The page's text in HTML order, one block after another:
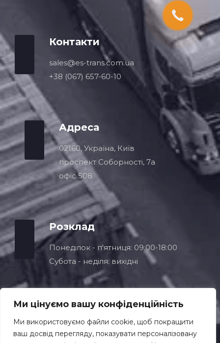
Ми цінуємо вашу конфіденційність
Ми використовуємо файли cookie, щоб покращити
ваш досвід перегляду, показувати персоналізовану
Контакти
sales@es-trans.com.ua
+38 (067) 657-60-10
Адреса
02160, Україна, Київ
проспект Соборності, 7a
офіс 508
Розклад
Понеділок - п'ятниця: 09:00-18:00
Субота - неділя: вихідні